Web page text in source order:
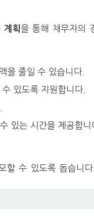
계획을 통해 채무자의
을 줄일 수 있습니다.
있도록 지원합니다.
있는 시간을 제공합니
할 수 있도록 돕습니다.